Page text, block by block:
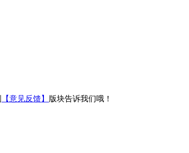
【意见反馈】 版块告诉我们哦！